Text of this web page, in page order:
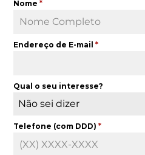
Nome*
Endereço de E-mail*
Qual o seu interesse?
Não sei dizer
Telefone (com DDD)*